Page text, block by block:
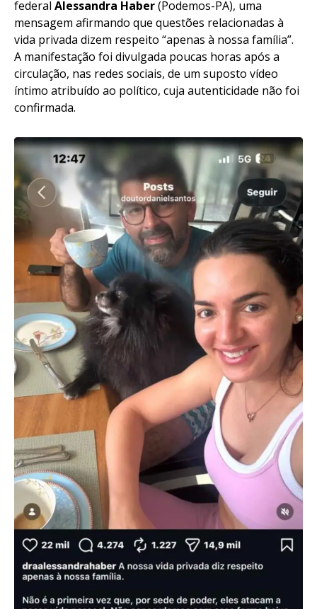
federal Alessandra Haber(Podemos-PA), uma
mensagem afirmando que questões relacionadas à
vida privada dizem respeito “apenas à nossa família”.
A manifestação foi divulgada poucas horas após a
circulação, nas redes sociais, de um suposto vídeo
íntimo atribuído ao político, cuja autenticidade não foi
confirmada.